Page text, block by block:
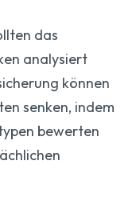
das
analysiert
können
senken, indem
bewerten